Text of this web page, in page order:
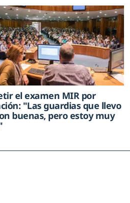
el examen MIR por
"Las guardias que llevo
buenas, pero estoy muy